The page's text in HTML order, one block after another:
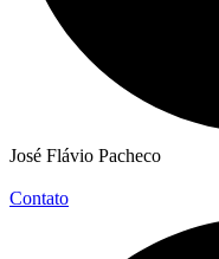
José Flávio Pacheco
Contato